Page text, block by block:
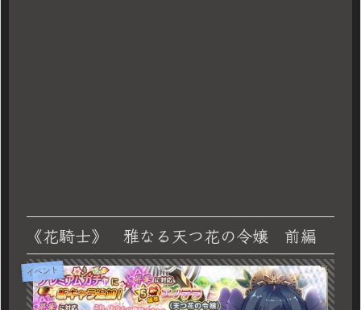
《花騎士》 雅なる天つ花の令嬢 前編
イベント